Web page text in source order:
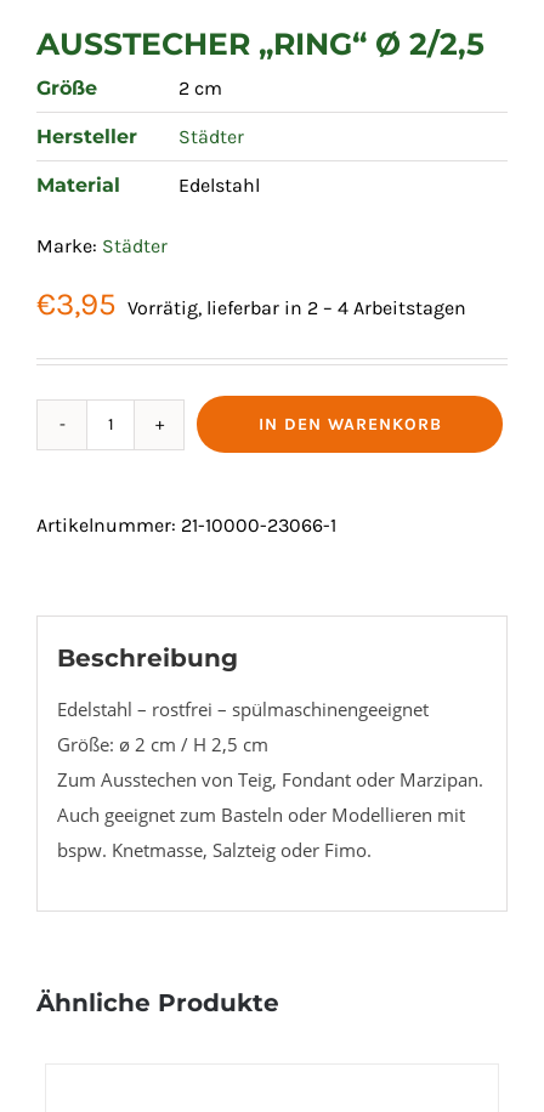
AUSSTECHER „RING“ Ø 2/2,5
Größe 2 cm
Hersteller Städter
Material Edelstahl
Marke: Städter
€3,95 Vorrätig, lieferbar in 2 – 4 Arbeitstagen
AUSSTECHER
IN DEN WARENKORB
Artikelnummer: 21-10000-23066-1
Beschreibung
Edelstahl – rostfrei – spülmaschinengeeignet
Größe: ø 2 cm / H 2,5 cm
Zum Ausstechen von Teig, Fondant oder Marzipan.
Auch geeignet zum Basteln oder Modellieren mit
bspw. Knetmasse, Salzteig oder Fimo.
Ähnliche Produkte